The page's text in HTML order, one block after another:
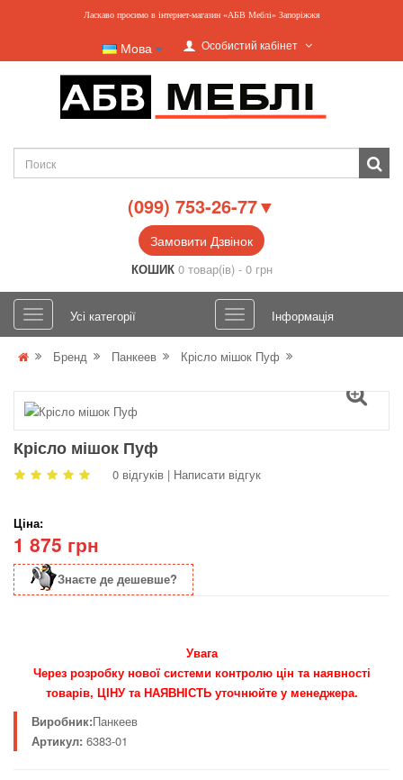
Ласкаво просимо в інтернет-магазин «АБВ Меблі» Запоріжжя
Мова Особистий кабінет
(099) 753-26-77▼
Замовити Дзвінок
КОШИК 0 товар(ів) - 0 грн
Усі категорії Інформація
Бренд Панкеев Крісло мішок Пуф
Крісло мішок Пуф
0 відгуків | Написати відгук
Ціна:
1 875 грн
Знаєте де дешевше?
Увага
Через розробку нової системи контролю цін та наявності
товарів, ЦІНУ та НАЯВНІСТЬ уточнюйте у менеджера.
Виробник:Панкеев
Артикул: 6383-01